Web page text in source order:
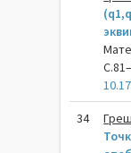
34